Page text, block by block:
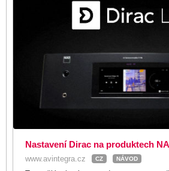
Nastavení Dirac na produktech
www.avintegra.cz CZ NÁVOD